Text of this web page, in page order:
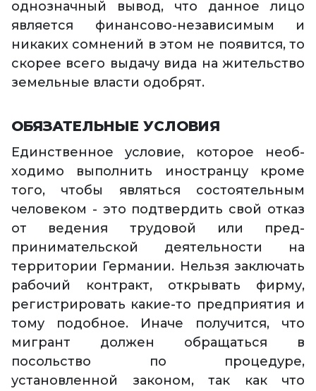
однозначный вывод, что данное лицо
является финансово-независимым и
никаких сомнений в этом не появится, то
скорее всего выдачу вида на жительство
земельные власти одобрят.
ОБЯЗАТЕЛЬНЫЕ УСЛОВИЯ
Единственное усло­вие, которое необ­
ходимо выполнить иностранцу кроме
того, чтобы являться состоятельным
чело­веком - это подтвердить свой отказ
от ведения трудовой или пред­
принимательской деятельности на
территории Германии. Нельзя заключать
рабочий контракт, открывать фирму,
регистрировать какие-то предприятия и
тому подобное. Иначе получится, что
мигрант должен обращаться в
посольство по процедуре,
установленной законом, так как что